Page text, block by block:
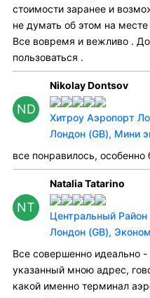
стоимости заранее и
не думать об этом на
Все вовремя и вежливо .
пользоваться .
ND
Nikolay Dontsov
Хитроу Аэропорт
Лондон (GB), Мини
все понравилось,
NT
Natalia Tatarino
Центральный
Лондон (GB),
Все совершенно идеально
указанный мною адрес,
какой именно терминал